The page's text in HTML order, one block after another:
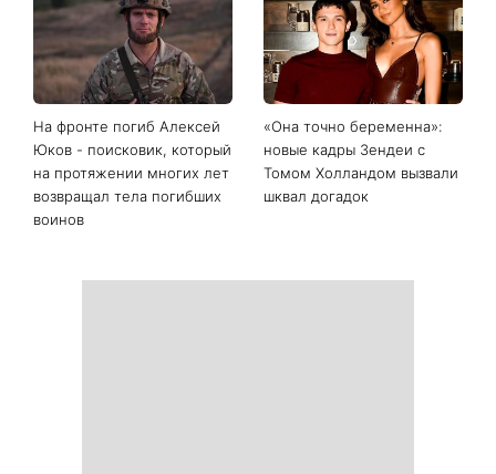
На фронте погиб Алексей
Юков - поисковик, который
на протяжении многих лет
возвращал тела погибших
воинов
«Она точно беременна»:
новые кадры Зендеи с
Томом Холландом вызвали
шквал догадок